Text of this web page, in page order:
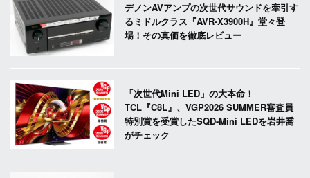
デノンAVアンプの次世代サウンドを牽引す
るミドルクラス『AVR-X3900H』堂々登
場！その真価を徹底レビュー
「次世代Mini LED」の大本命！
TCL『C8L』、VGP2026 SUMMER審査員
特別賞を受賞したSQD-Mini LEDを岩井喬
がチェック